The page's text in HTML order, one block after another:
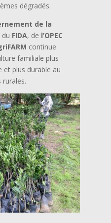
dégradés.
de la
du FIDA, de l’OPEC
continue
familiale plus
et plus durable au